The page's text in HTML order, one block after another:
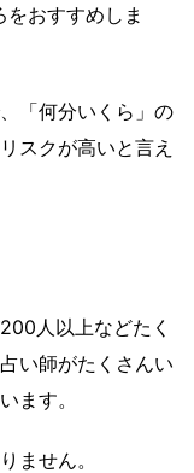
おすすめしま
「何分いくら」の
スクが高いと言え
人以上などたく
い師がたくさんい
ます。
ません。